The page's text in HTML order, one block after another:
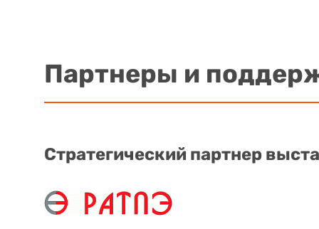
Партнеры и
Стратегический партнер